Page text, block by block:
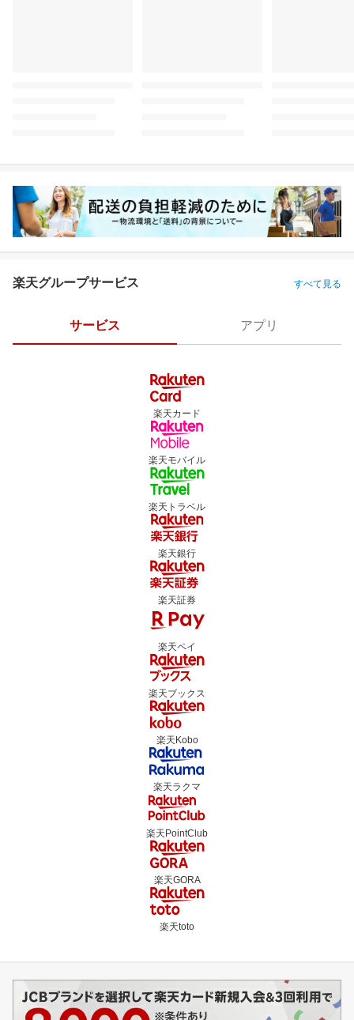
楽天グループサービス すべて見る
サービス アプリ
楽天カード
楽天モバイル
楽天トラベル
楽天銀行
楽天証券
楽天ペイ
楽天ブックス
楽天Kobo
楽天ラクマ
楽天PointClub
楽天GORA
楽天toto